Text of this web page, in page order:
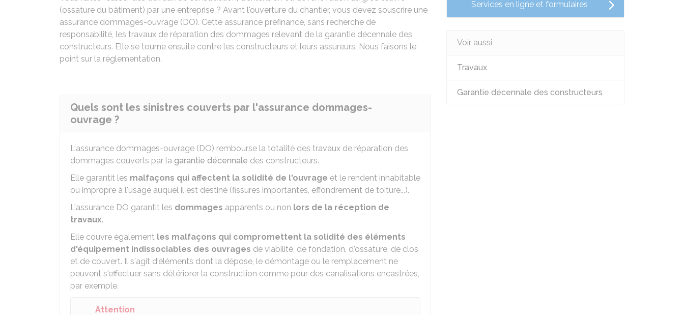
(ossature du bâtiment) par une entreprise ? Avant l'ouverture du chantier, vous devez souscrire une
assurance dommages-ouvrage (DO). Cette assurance préfinance, sans recherche de
responsabilité, les travaux de réparation des dommages relevant de la garantie décennale des
constructeurs. Elle se tourne ensuite contre les constructeurs et leurs assureurs. Nous faisons le
point sur la réglementation.
Quels sont les sinistres couverts par l'assurance dommages-
ouvrage ?
L'assurance dommages-ouvrage (DO) rembourse la totalité des travaux de réparation des
dommages couverts par la garantie décennale des constructeurs.
Elle garantit les malfaçons qui affectent la solidité de l'ouvrage et le rendent inhabitable
ou impropre à l'usage auquel il est destiné (fissures importantes, effondrement de toiture...).
L'assurance DO garantit les dommages apparents ou non lors de la réception de
travaux.
Elle couvre également les malfaçons qui compromettent la solidité des éléments
d'équipement indissociables des ouvrages de viabilité, de fondation, d'ossature, de clos
et de couvert. Il s'agit d'éléments dont la dépose, le démontage ou le remplacement ne
peuvent s'effectuer sans détériorer la construction comme pour des canalisations encastrées,
par exemple.
Attention
Services en ligne et formulaires
Voir aussi
Travaux
Garantie décennale des constructeurs